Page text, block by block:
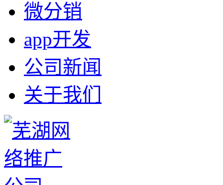
微分销
app开发
公司新闻
关于我们